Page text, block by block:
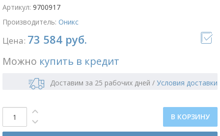
Артикул: 9700917
Производитель: Оникс
Цена: 73 584 руб.
Можно купить в кредит
Доставим за 25 рабочих дней / Условия доставки
В КОРЗИНУ